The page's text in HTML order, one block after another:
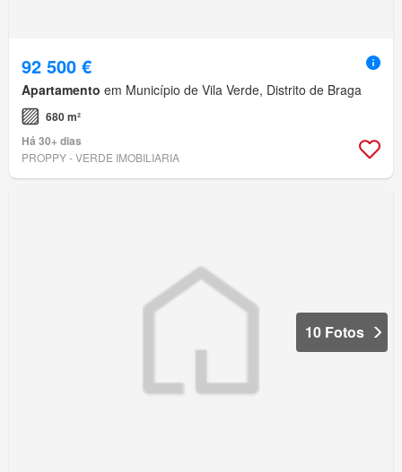
92 500 €
Apartamento em Município de Vila Verde, Distrito de Braga
680 m²
Há 30+ dias
PROPPY - VERDE IMOBILIARIA
10 Fotos